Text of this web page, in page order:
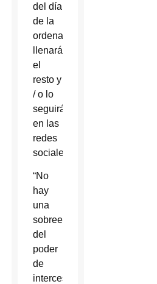
del día
de la
ordenación
llenarán
el
resto y
/ o lo
seguirán
en las
redes
sociales.
“No
hay
una
sobreestimación
del
poder
de
intercesión